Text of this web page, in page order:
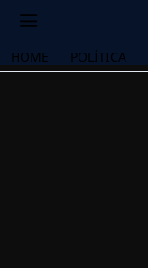
HOME POLÍTICA